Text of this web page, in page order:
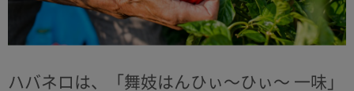
ハバネロは、「舞妓はんひぃ～ひぃ～ 一味」